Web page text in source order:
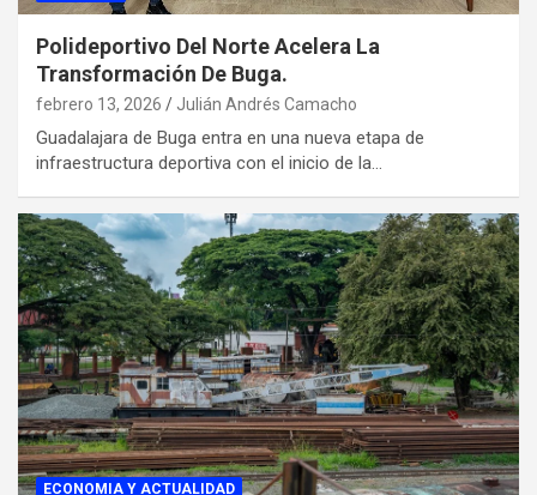
Polideportivo Del Norte Acelera La
Transformación De Buga.
febrero 13, 2026 Julián Andrés Camacho
Guadalajara de Buga entra en una nueva etapa de
infraestructura deportiva con el inicio de la…
ECONOMIA Y ACTUALIDAD